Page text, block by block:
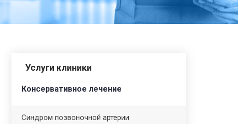
Услуги клиники
Консервативное лечение
Синдром позвоночной артерии